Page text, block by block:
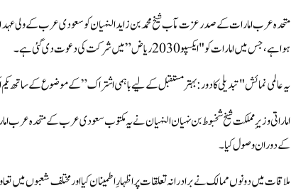
متحدہ عرب امارات کے صدر عزت مآب شیخ محمد بن زاید النہیان کو سعودی عرب کے ولی
ہوا ہے، جس میں امارات کو "ایکسپو 2030 ریاض” میں شرکت کی دعوت دی گئی ہے۔
یہ عالمی نمائش "تبدیلی کا دور: بہتر مستقبل کے لیے باہمی اشتراک” کے موضوع کے ساتھ یکم اکتوبر 2030 سے 31 مارچ 2031 تک سعودی دارالحکومت ریاض میں
اماراتی وزیرِ مملکت شیخ شخبوط بن نہیان النہیان نے یہ مکتوب سعودی عرب کے متحدہ عرب
کے دوران وصول کیا۔
ملاقات میں دونوں ممالک نے برادرانہ تعلقات پر اظہارِ اطمینان کیا اور مختلف شعبوں میں